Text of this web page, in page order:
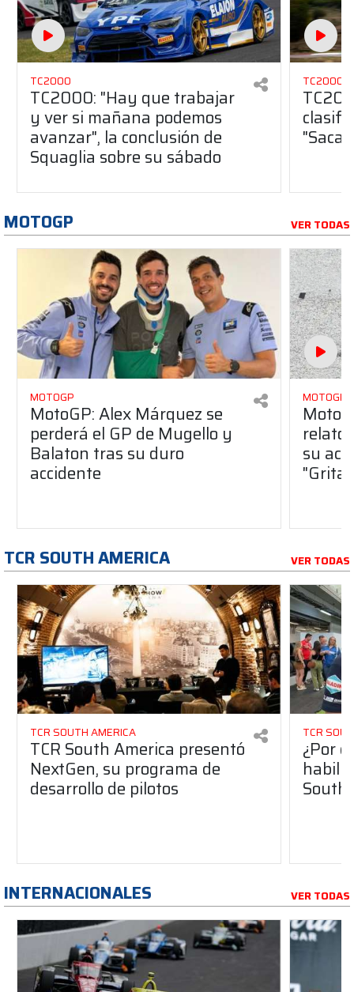
TC2000
TC2000: "Hay que trabajar
y ver si mañana podemos
avanzar", la conclusión de
Squaglia sobre su sábado
TC2000
MOTOGP VER TODAS
MOTOGP
MotoGP: Alex Márquez se
perderá el GP de Mugello y
Balaton tras su duro
accidente
MOTOGP
relato
su
TCR SOUTH AMERICA VER TODAS
TCR SOUTH AMERICA
TCR South America presentó
NextGen, su programa de
desarrollo de pilotos
TCR
¿Por
South
INTERNACIONALES VER TODAS